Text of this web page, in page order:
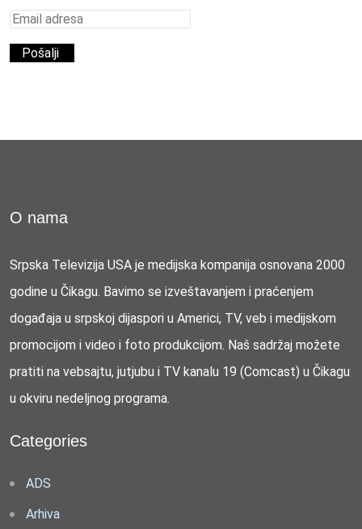
O nama
Srpska Televizija USA je medijska kompanija osnovana 2000
godine u Čikagu. Bavimo se izveštavanjem i praćenjem
događaja u srpskoj dijaspori u Americi, TV, veb i medijskom
promocijom i video i foto produkcijom. Naš sadržaj možete
pratiti na vebsajtu, jutjubu i TV kanalu 19 (Comcast) u Čikagu
u okviru nedeljnog programa.
Categories
ADS
Arhiva